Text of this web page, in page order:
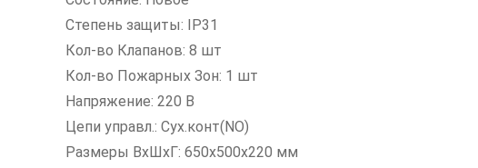
Степень защиты: IP31
Кол-во Клапанов: 8 шт
Кол-во Пожарных Зон: 1 шт
Напряжение: 220 В
Цепи управл.: Сух.конт(NO)
Размеры ВxШxГ: 650х500х220 мм